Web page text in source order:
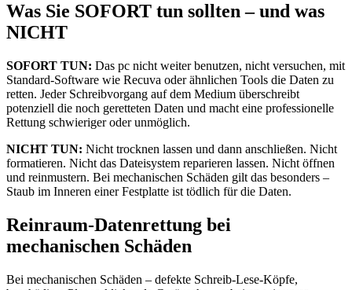
Was Sie SOFORT tun sollten – und was
NICHT
SOFORT TUN: Das pc nicht weiter benutzen, nicht versuchen, mit
Standard-Software wie Recuva oder ähnlichen Tools die Daten zu
retten. Jeder Schreibvorgang auf dem Medium überschreibt
potenziell die noch geretteten Daten und macht eine professionelle
Rettung schwieriger oder unmöglich.
NICHT TUN: Nicht trocknen lassen und dann anschließen. Nicht
formatieren. Nicht das Dateisystem reparieren lassen. Nicht öffnen
und reinmustern. Bei mechanischen Schäden gilt das besonders –
Staub im Inneren einer Festplatte ist tödlich für die Daten.
Reinraum-Datenrettung bei
mechanischen Schäden
Bei mechanischen Schäden – defekte Schreib-Lese-Köpfe,